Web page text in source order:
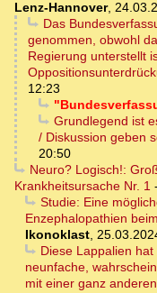
Lenz-Hannover,
Das
genommen, obwohl
Regierung unterstellt
12:23
Grundlegend ist
/ Diskussion geben
20:50
Neuro? Logisch!:
Krankheitsursache Nr. 1 -
Studie: Eine
Enzephalopathien
Ikonoklast,
Diese Lappalien
neunfache,
mit einer ganz